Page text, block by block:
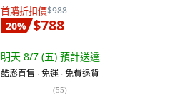
首購折扣價$988
20% $788
明天 8/7 (五) 預計送達
酷澎直售 ∙ 免運 ∙ 免費退貨
(55)